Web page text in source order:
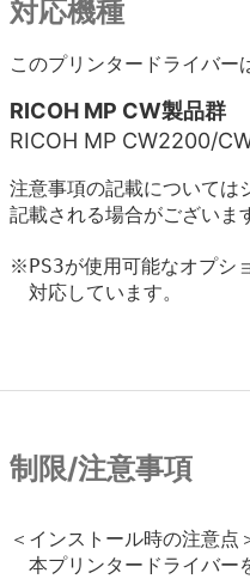
対応機種
このプリンタードライバー
RICOH MP CW製品群
RICOH MP CW2200/
注意事項の記載については
記載される場合がございま
※PS3が使用可能なオプシ
対応しています。
制限/注意事項
＜インストール時の注意点
本プリンタードライバー